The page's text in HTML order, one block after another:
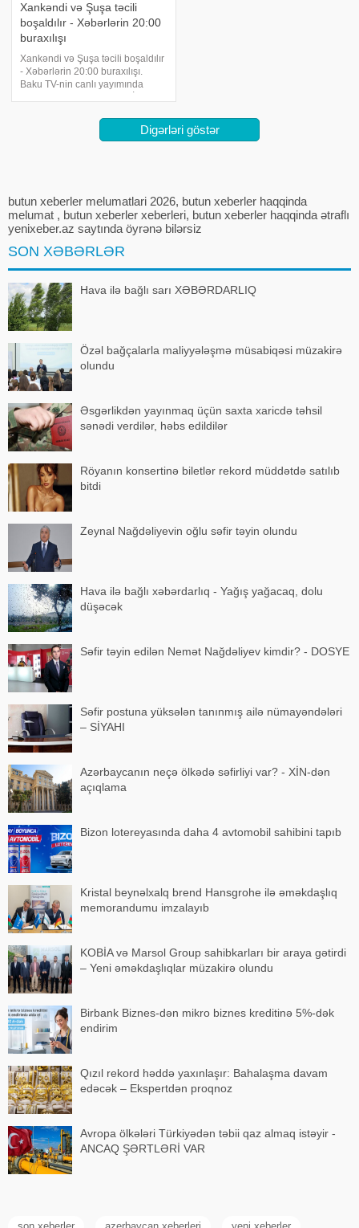
Xankəndi və Şuşa təcili
boşaldılır - Xəbərlərin 20:00
buraxılışı
Xankəndi və Şuşa təcili boşaldılır
- Xəbərlərin 20:00 buraxılışı.
Baku TV-nin canlı yayımında
müsahibə verib. - Vaqram
Poqosyan: "Erməni hərbi
Digərləri göstər
butun xeberler melumatlari 2026, butun xeberler haqqinda
melumat , butun xeberler xeberleri, butun xeberler haqqinda ətraflı
yenixeber.az saytında öyrənə bilərsiz
SON XƏBƏRLƏR
Hava ilə bağlı sarı XƏBƏRDARLIQ
Özəl bağçalarla maliyyələşmə müsabiqəsi müzakirə
olundu
Əsgərlikdən yayınmaq üçün saxta xaricdə təhsil
sənədi verdilər, həbs edildilər
Röyanın konsertinə biletlər rekord müddətdə satılıb
bitdi
Zeynal Nağdəliyevin oğlu səfir təyin olundu
Hava ilə bağlı xəbərdarlıq - Yağış yağacaq, dolu
düşəcək
Səfir təyin edilən Nemət Nağdəliyev kimdir? - DOSYE
Səfir postuna yüksələn tanınmış ailə nümayəndələri
– SİYAHI
Azərbaycanın neçə ölkədə səfirliyi var? - XİN-dən
açıqlama
Bizon lotereyasında daha 4 avtomobil sahibini tapıb
Kristal beynəlxalq brend Hansgrohe ilə əməkdaşlıq
memorandumu imzalayıb
KOBİA və Marsol Group sahibkarları bir araya gətirdi
– Yeni əməkdaşlıqlar müzakirə olundu
Birbank Biznes-dən mikro biznes kreditinə 5%-dək
endirim
Qızıl rekord həddə yaxınlaşır: Bahalaşma davam
edəcək – Ekspertdən proqnoz
Avropa ölkələri Türkiyədən təbii qaz almaq istəyir -
ANCAQ ŞƏRTLƏRİ VAR